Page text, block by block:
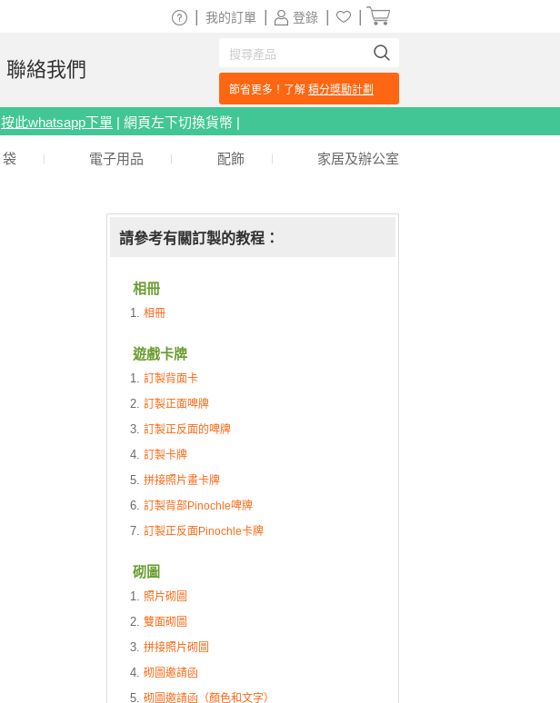
請參考有關訂製的教程：
相冊
相冊
遊戲卡牌
訂製背面卡
訂製正面啤牌
訂製正反面的啤牌
訂製卡牌
拼接照片畫卡牌
訂製背部Pinochle啤牌
訂製正反面Pinochle卡牌
砌圖
照片砌圖
雙面砌圖
拼接照片砌圖
砌圖邀請函
砌圖邀請函（顏色和文字）
登錄
我的訂單
聯絡我們
節省更多！了解 積分獎勵計劃
按此whatsapp下單 | 網頁左下切換貨幣 |
袋 電子用品 配飾 家居及辦公室